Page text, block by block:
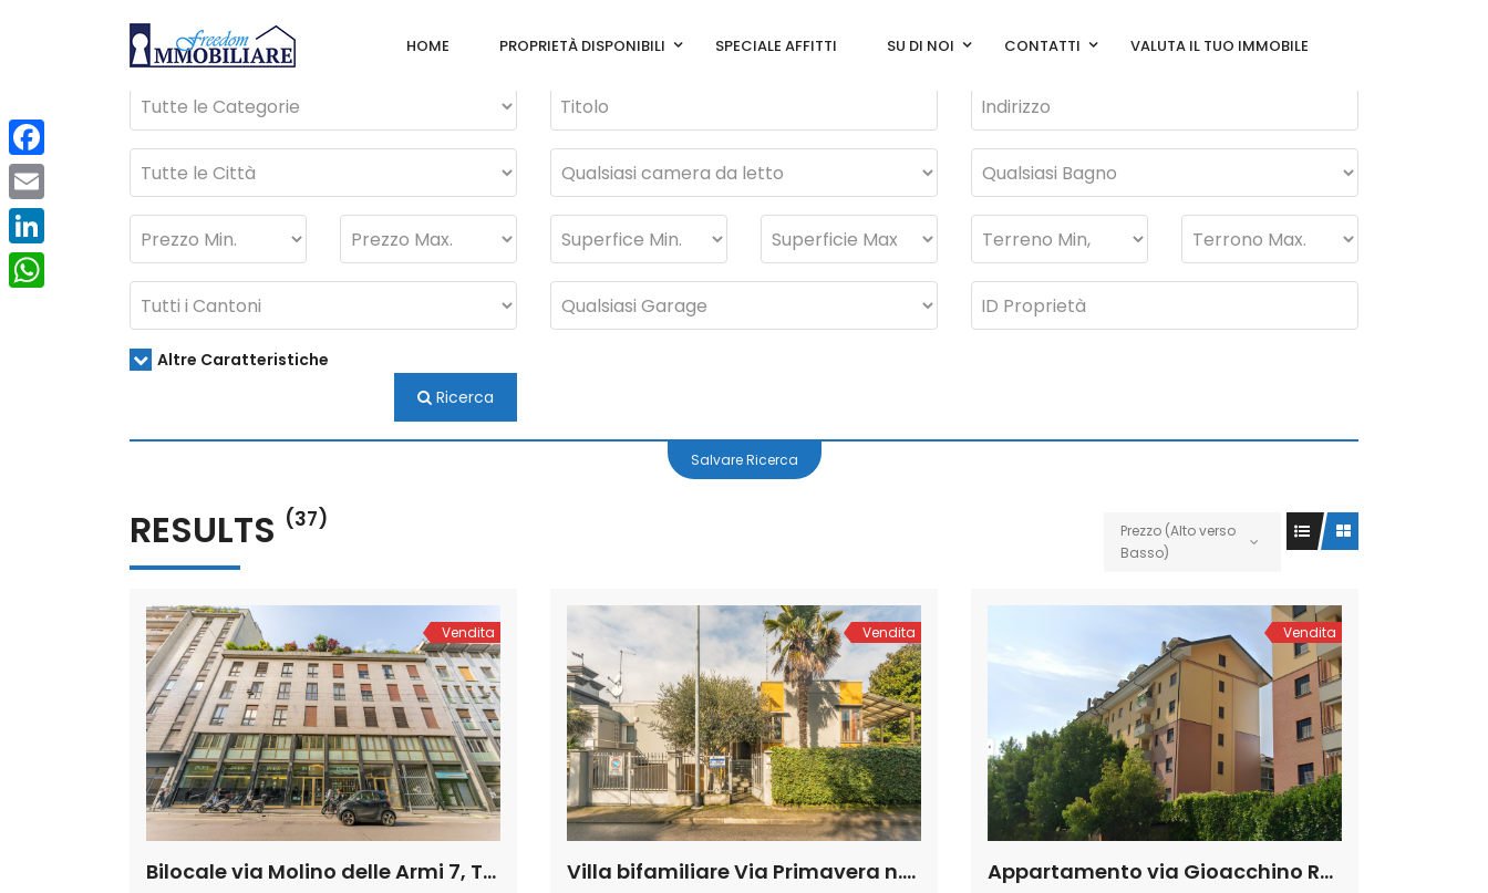
HOME PROPRIETÀ DISPONIBILI SPECIALE AFFITTI SU DI NOI CONTATTI VALUTA IL TUO IMMOBILE
Affitto Vendita
Altre Caratteristiche
Ricerca
Salvare Ricerca
RESULTS (37)
Prezzo (Alto verso
Basso)
Vendita
Bilocale via Molino delle Armi 7, Ticinese, Milano (Rif. IFM 201)
Vendita
Villa bifamiliare Via Primavera n.7 San Donato Milanese (Rif. SDIFN98)
Vendita
Appartamento via Gioacchino Rossini 5, Laghetto, San Giuliano Milanese (Rif. SGM92)
Facebook
Email
LinkedIn